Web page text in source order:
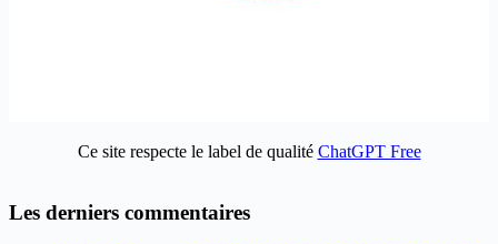
Ce site respecte le label de qualité ChatGPT Free
Les derniers commentaires